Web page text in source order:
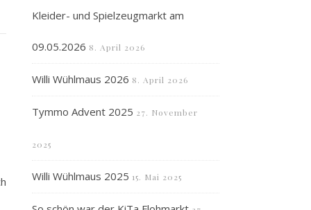
Kleider- und Spielzeugmarkt am
09.05.2026 8. April 2026
Willi Wühlmaus 2026 8. April 2026
Tymmo Advent 2025 27. November
2025
Willi Wühlmaus 2025 15. Mai 2025